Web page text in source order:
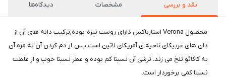
نقد و بررسی مشخصات دیدگاه‌ها
محصول Verona استارباکس دارای روست تیره بوده,ترکیب دانه های آن از
دان های عربیکای ناحیه ی آمریکای لاتین است.پس از دم کردن آن ته مزه آن
به کاکائو تلخ می زند. ترشی آن نسبتا کم بوده و عطر نسبتا خوب و از غلظت
نسبتا کمی برخوردار است.